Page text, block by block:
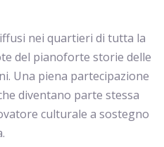
nei quartieri di tutta la
del pianoforte storie delle
Una piena partecipazione
diventano parte stessa
culturale a sostegno